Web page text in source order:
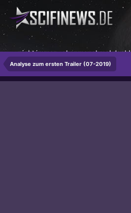
...nicht immer - aber manchmal doch!
Analyse zum ersten Trailer (07-2019)